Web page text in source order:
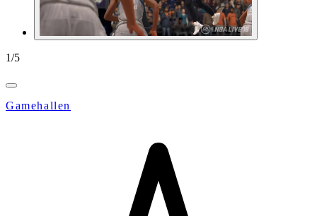
1/5
Gamehallen